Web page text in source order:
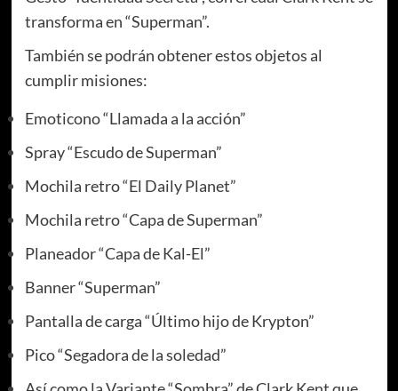
transforma en “Superman”.
También se podrán obtener estos objetos al
cumplir misiones:
Emoticono “Llamada a la acción”
Spray “Escudo de Superman”
Mochila retro “El Daily Planet”
Mochila retro “Capa de Superman”
Planeador “Capa de Kal-El”
Banner “Superman”
Pantalla de carga “Último hijo de Krypton”
Pico “Segadora de la soledad”